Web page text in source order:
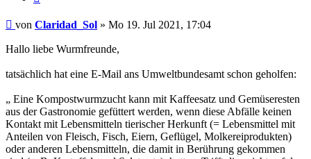
Beitrag
von Claridad_Sol » Mo 19. Jul 2021, 17:04
Hallo liebe Wurmfreunde,
tatsächlich hat eine E-Mail ans Umweltbundesamt schon geholfen:
„ Eine Kompostwurmzucht kann mit Kaffeesatz und Gemüseresten
aus der Gastronomie gefüttert werden, wenn diese Abfälle keinen
Kontakt mit Lebensmitteln tierischer Herkunft (= Lebensmittel mit
Anteilen von Fleisch, Fisch, Eiern, Geflügel, Molkereiprodukten)
oder anderen Lebensmitteln, die damit in Berührung gekommen